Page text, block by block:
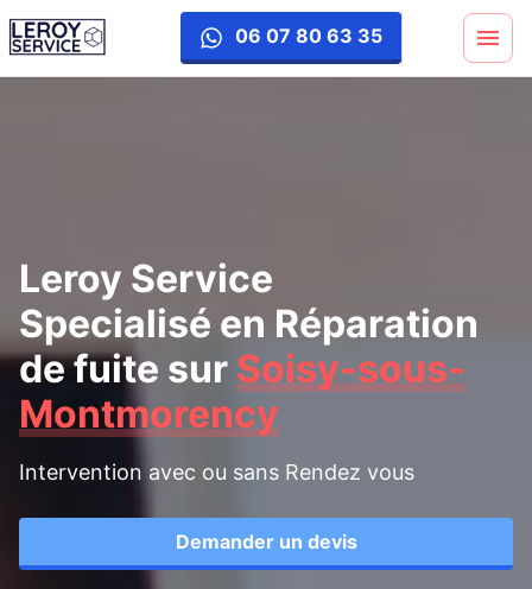
06 07 80 63 35
reparation-fuite
Leroy Service
Specialisé en Réparation
de fuite sur Soisy-sous-
Montmorency
Intervention avec ou sans Rendez vous
Demander un devis